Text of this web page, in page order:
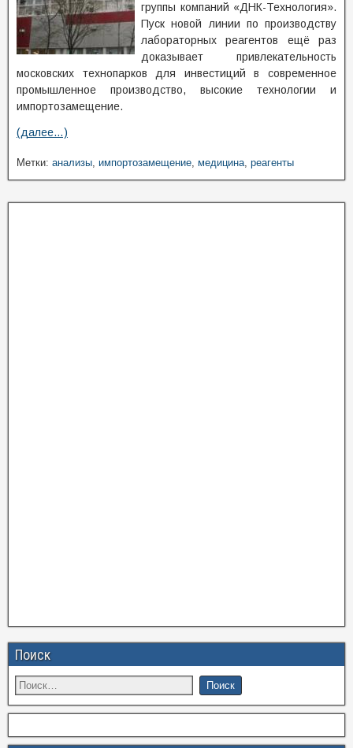
группы компаний «ДНК-Технология».
Пуск новой линии по производству
лабораторных реагентов ещё раз
доказывает привлекательность
московских технопарков для инвестиций в современное
промышленное производство, высокие технологии и
импортозамещение.
(далее…)
Метки: анализы, импортозамещение, медицина, реагенты
Поиск